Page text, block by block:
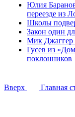
Юлия
переезде из
Школы
Закон один
Мик Джаггер
Гусев из
поклонников
Вверх Главная